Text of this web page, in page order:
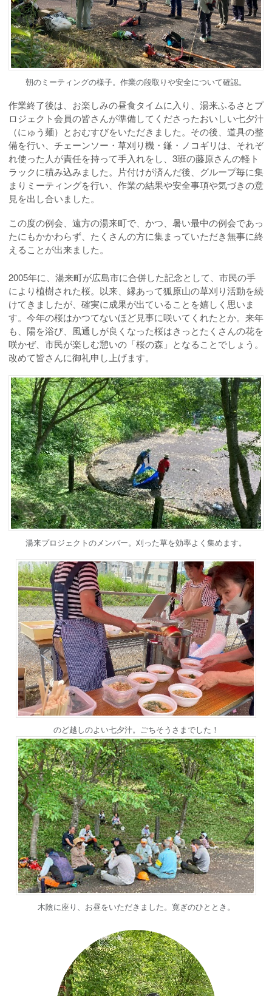
朝のミーティングの様子。作業の段取りや安全について確認。
作業終了後は、お楽しみの昼食タイムに入り、湯来ふるさとプ
ロジェクト会員の皆さんが準備してくださったおいしい七夕汁
（にゅう麺）とおむすびをいただきました。その後、道具の整
備を行い、チェーンソー・草刈り機・鎌・ノコギリは、それぞ
れ使った人が責任を持って手入れをし、3班の藤原さんの軽ト
ラックに積み込みました。片付けが済んだ後、グループ毎に集
まりミーティングを行い、作業の結果や安全事項や気づきの意
見を出し合いました。
この度の例会、遠方の湯来町で、かつ、暑い最中の例会であっ
たにもかかわらず、たくさんの方に集まっていただき無事に終
えることが出来ました。
2005年に、湯来町が広島市に合併した記念として、市民の手
により植樹された桜。以来、縁あって狐原山の草刈り活動を続
けてきましたが、確実に成果が出ていることを嬉しく思いま
す。今年の桜はかつてないほど見事に咲いてくれたとか。来年
も、陽を浴び、風通しが良くなった桜はきっとたくさんの花を
咲かぜ、市民が楽しむ憩いの「桜の森」となることでしょう。
改めて皆さんに御礼申し上げます。
湯来プロジェクトのメンバー。刈った草を効率よく集めます。
のど越しのよい七夕汁。ごちそうさまでした！
木陰に座り、お昼をいただきました。寛ぎのひととき。